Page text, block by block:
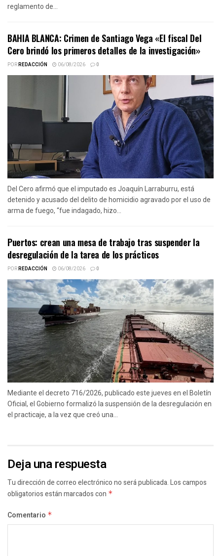
reglamento de...
BAHIA BLANCA: Crimen de Santiago Vega «El fiscal Del
Cero brindó los primeros detalles de la investigación»
PORREDACCIÓN 06/08/2026 0
Del Cero afirmó que el imputado es Joaquín Larraburru, está
detenido y acusado del delito de homicidio agravado por el uso de
arma de fuego, “fue indagado, hizo...
Puertos: crean una mesa de trabajo tras suspender la
desregulación de la tarea de los prácticos
PORREDACCIÓN 06/08/2026 0
Mediante el decreto 716/2026, publicado este jueves en el Boletín
Oficial, el Gobierno formalizó la suspensión de la desregulación en
el practicaje, a la vez que creó una...
Deja una respuesta
Tu dirección de correo electrónico no será publicada.Los campos
obligatorios están marcados con *
Comentario *